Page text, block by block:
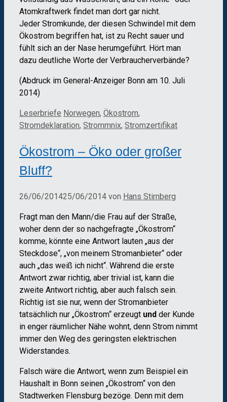
Atomkraftwerk findet man dort gar nicht.
Jeder Stromkunde, der diesen Schwindel mit dem
Ökostrom begriffen hat, ist zu Recht sauer und
fühlt sich an der Nase herumgeführt. Hört man
dazu deutliche Worte der Verbraucherverbände?
(Abdruck im General-Anzeiger Bonn am 10. Juli
2014)
Kategorien
Leserbriefe Schlagwörter
Norwegen, Ökostrom,
Stromdeklaration, Strommnix, Stromzertifikat
Ökostrom – Öko oder großer
Bluff?
26/06/201425/06/2014 von Hans Stirnberg
Fragt man den Mann/die Frau auf der Straße,
woher denn der so nachgefragte „Ökostrom“
komme, könnte eine Antwort lauten „aus der
Steckdose“, „von meinem Stromanbieter“ oder
auch „das weiß ich nicht“. Während die erste
Antwort zwar richtig, aber trivial ist, kann die
zweite Antwort richtig, aber auch falsch sein.
Richtig ist sie nur, wenn der Stromanbieter
tatsächlich nur „Ökostrom“ erzeugt und der Kunde
in enger räumlicher Nähe wohnt, denn Strom nimmt
immer den Weg des geringsten elektrischen
Widerstandes.
Falsch wäre die Antwort, wenn zum Beispiel ein
Haushalt in Bonn seinen „Ökostrom“ von den
Stadtwerken Flensburg bezöge. Denn mit dem